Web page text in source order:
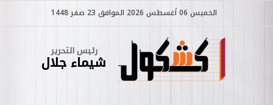
الخميس 06 أغسطس 2026 الموافق 23 صفر 1448
رئيس التحرير
شيماء جلال